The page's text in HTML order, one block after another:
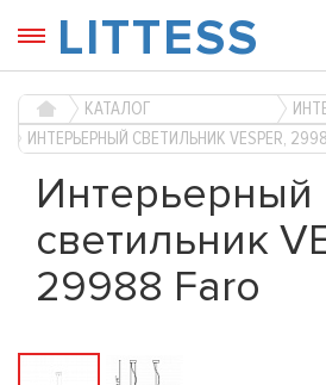
LITTESS
КАТАЛОГ
ИНТЕРЬЕРНЫЙ СВЕТИЛЬНИК VESPER,
Интерьерный
светильник
29988 Faro